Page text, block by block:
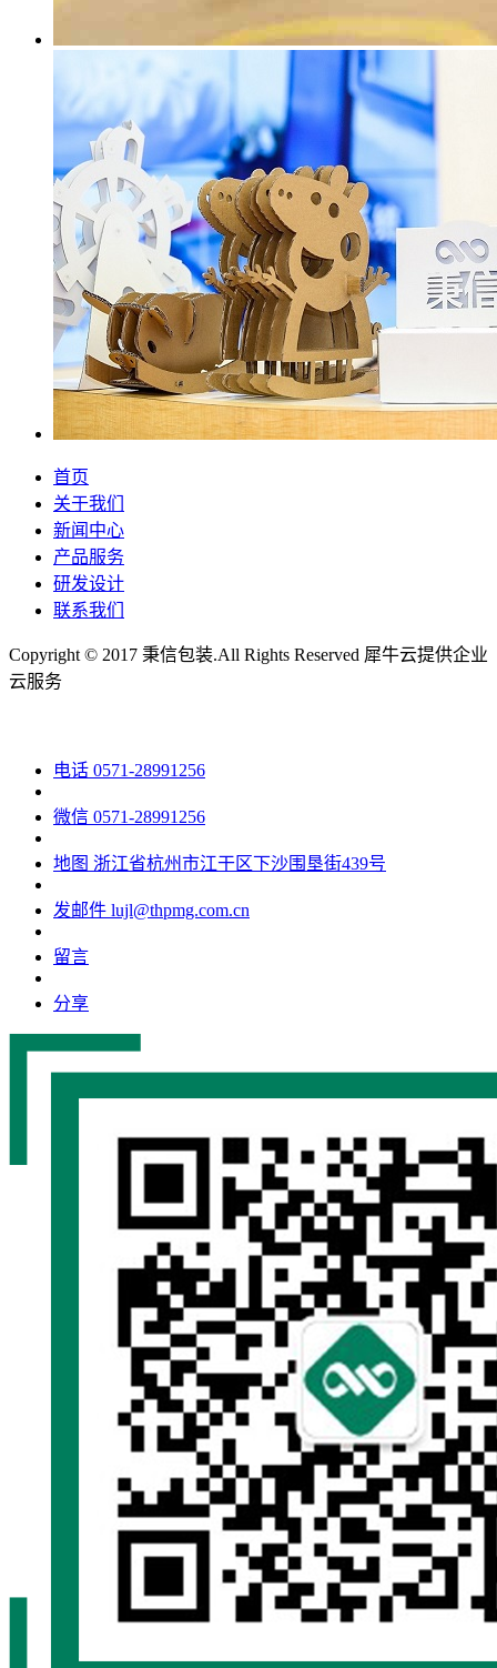
首页
关于我们
新闻中心
产品服务
研发设计
联系我们
Copyright © 2017 秉信包装.All Rights Reserved 犀牛云提供企业
云服务
电话 0571-28991256
微信 0571-28991256
地图 浙江省杭州市江干区下沙围垦街439号
发邮件 lujl@thpmg.com.cn
留言
分享